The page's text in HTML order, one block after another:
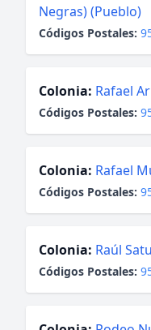
Negras) (Pueblo)
Códigos Postales:
Colonia: Rafael
Códigos Postales:
Colonia: Rafael
Códigos Postales:
Colonia: Raúl
Códigos Postales: